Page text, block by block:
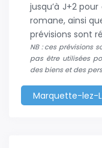
jusqu’à J+2
romane, ainsi
prévisions sont
NB : ces prévisions
pas être utilisées
des biens et des
Marquette-lez-